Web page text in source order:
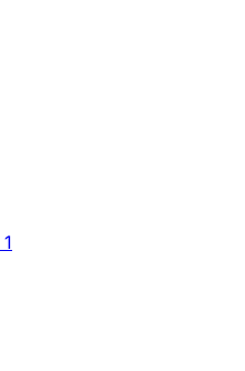
1